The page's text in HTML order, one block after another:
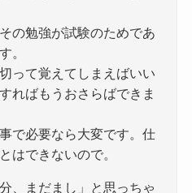
の勉強が試験のためであ
。
って覚えてしまえばいい
ればもうおさらばできま
で必要なら大変です。仕
はできないので。
、まだまし」と思っちゃ